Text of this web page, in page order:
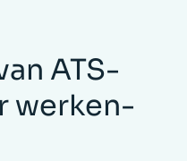
ATS-
werken-